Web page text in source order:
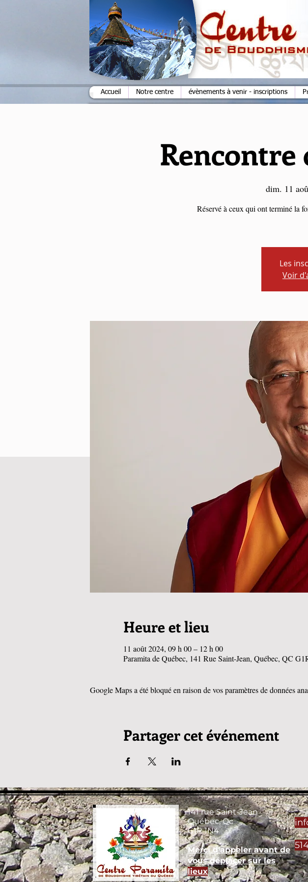
Accueil Notre centre évènements à venir - inscriptions
Rencontre
dim. 11
Réservé à ceux qui ont terminé la
Les
Voir
Heure et lieu
11 août 2024, 09 h 00 – 12 h 00
Paramita de Québec, 141 Rue Saint-Jean, Québec, QC
Google Maps a été bloqué en raison de vos paramètres de données
Partager cet événement
141 rue Saint-Jean
Québec, Qc
G1R 1N4
Merci d'appeler avant de
vous déplacer sur les
lieux